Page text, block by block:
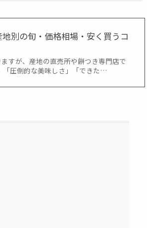
別の旬・価格相場・安く買うコ
すが、産地の直売所や餅つき専門店で
「圧倒的な美味しさ」「できた…